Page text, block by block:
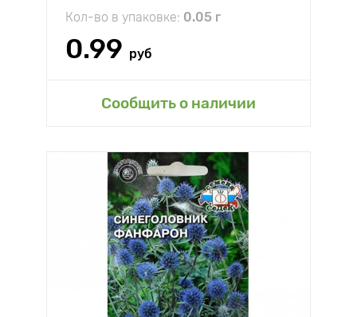
Кол-во в упаковке: 0.05 г
0.99 руб
Сообщить о наличии